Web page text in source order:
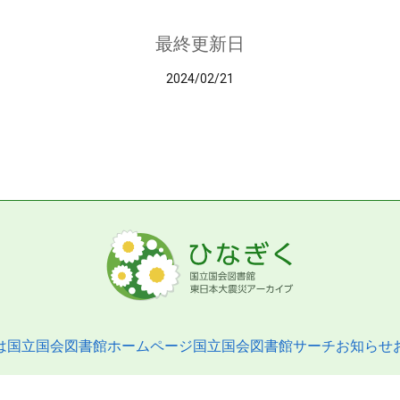
最終更新日
2024/02/21
国立国会図書館ホームページ国立国会図書館サーチお知らせ